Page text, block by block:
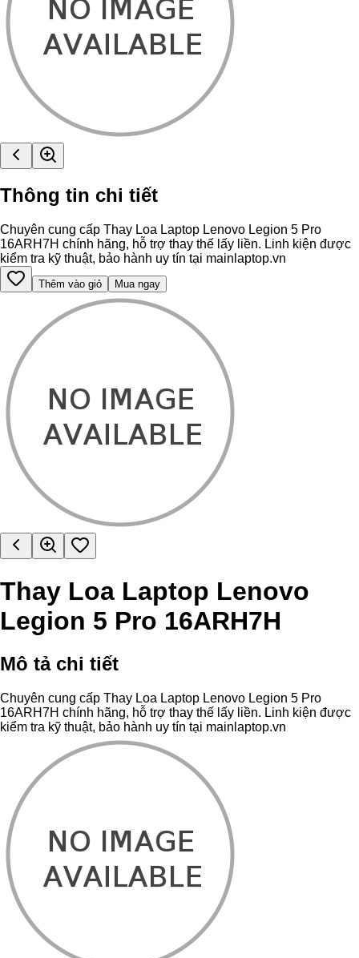
Thông tin chi tiết
Chuyên cung cấp Thay Loa Laptop Lenovo Legion 5 Pro
16ARH7H chính hãng, hỗ trợ thay thế lấy liền. Linh kiện được
kiểm tra kỹ thuật, bảo hành uy tín tại mainlaptop.vn
Thêm vào giỏ Mua ngay
Thay Loa Laptop Lenovo
Legion 5 Pro 16ARH7H
Mô tả chi tiết
Chuyên cung cấp Thay Loa Laptop Lenovo Legion 5 Pro
16ARH7H chính hãng, hỗ trợ thay thế lấy liền. Linh kiện được
kiểm tra kỹ thuật, bảo hành uy tín tại mainlaptop.vn